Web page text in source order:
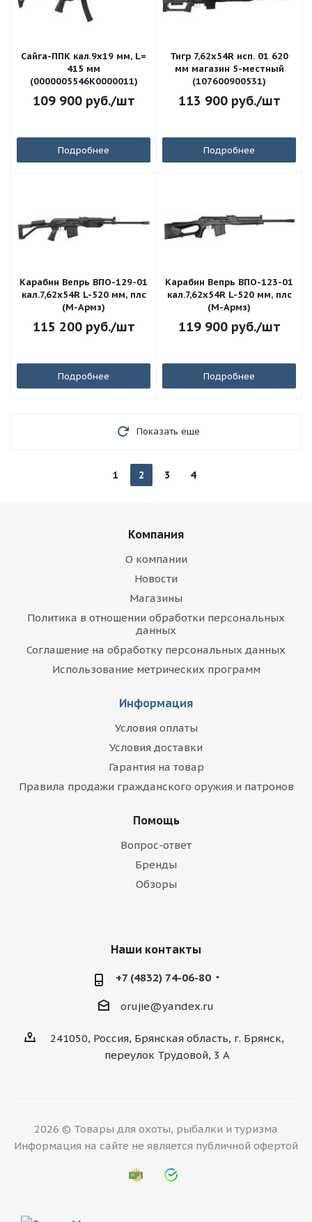
Сайга-ППК кал.9х19 мм, L=
415 мм
(0000005546K0000011)
109 900руб./шт
Подробнее
Тигр 7,62x54R исп. 01 620
мм магазин 5-местный
(107600900531)
113 900руб./шт
Подробнее
Карабин Вепрь ВПО-129-01
кал.7,62х54R L-520 мм, плс
(М-Армз)
115 200руб./шт
Подробнее
Карабин Вепрь ВПО-123-01
кал.7,62х54R L-520 мм, плс
(М-Армз)
119 900руб./шт
Подробнее
Показать еще
1 2 3 4
Компания
О компании
Новости
Магазины
Политика в отношении обработки персональных
данных
Соглашение на обработку персональных данных
Использование метрических программ
Информация
Условия оплаты
Условия доставки
Гарантия на товар
Правила продажи гражданского оружия и патронов
Помощь
Вопрос-ответ
Бренды
Обзоры
Наши контакты
+7 (4832) 74-06-80
orujie@yandex.ru
241050, Россия, Брянская область, г. Брянск,
переулок Трудовой, 3 А
2026 © Товары для охоты, рыбалки и туризма
Информация на сайте не является публичной офертой